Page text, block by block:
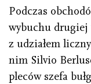
Podczas
wybuchu drugiej
z udziałem
nim Silvio
pleców szefa